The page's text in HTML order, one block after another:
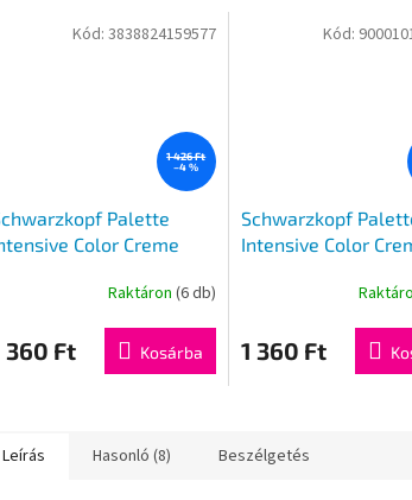
1 426 Ft
–4 %
Palette
Color Creme
Raktáron (6 db)
360 Ft Kosárba
Kód: 3838824159577
Schwarzkopf
Intensive Color
1 360 Ft
Kód:
Leírás Hasonló (8) Beszélgetés